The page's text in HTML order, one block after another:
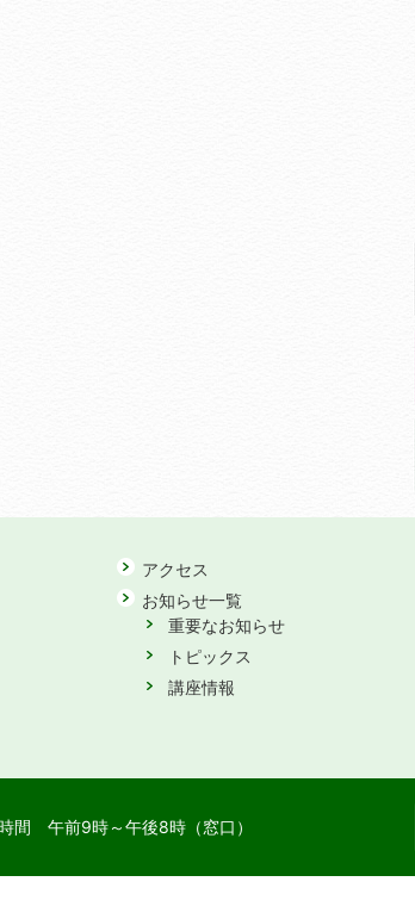
アクセス
お知らせ一覧
重要なお知らせ
トピックス
講座情報
間 午前9時～午後8時（窓口）